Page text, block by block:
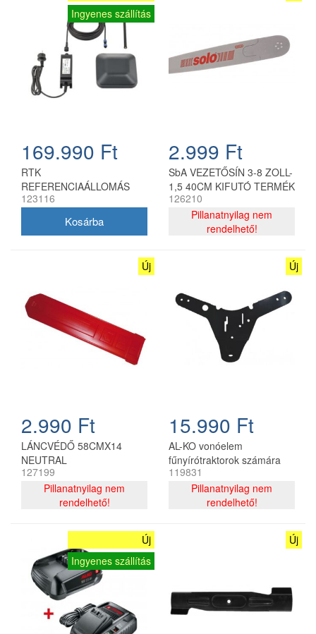
Ingyenes szállítás
169.990 Ft
RTK
REFERENCIAÁLLOMÁS
123116
2.999 Ft
SbA VEZETŐSÍN 3-8 ZOLL-
1,5 40CM KIFUTÓ TERMÉK
126210
Pillanatnyilag nem
rendelhető!
Új
2.990 Ft
LÁNCVÉDŐ 58CMX14
NEUTRAL
127199
Pillanatnyilag nem
rendelhető!
Új
15.990 Ft
AL-KO vonóelem
fűnyírótraktorok számára
119831
Pillanatnyilag nem
rendelhető!
Új
Ingyenes szállítás
Új